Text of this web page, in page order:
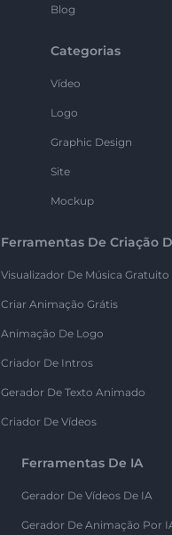
Blog
Categorias
Vídeo
Logo
Graphic Design
Site
Mockup
Ferramentas De Criação
Visualizador De Música Gratuito
Criar Animação Grátis
Animação De Logo
Criador De Intros
Gerador De Texto Animado
Criador De Vídeos
Ferramentas De IA
Gerador De Vídeos De IA
Gerador De Animação Por